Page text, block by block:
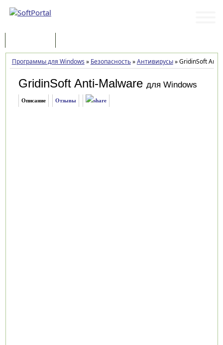
Программы для Windows » Безопасность»Антивирусы»GridinSoft Anti-
GridinSoft Anti-Malware для Windows
Описание Отзывы